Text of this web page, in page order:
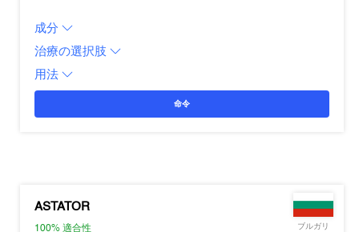
成分
治療の選択肢
用法
命令
ASTATOR
100%適合性
ブルガリ